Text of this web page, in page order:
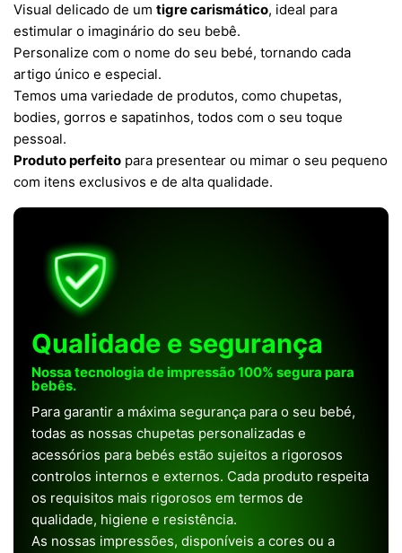
Visual delicado de um tigre carismático, ideal para
estimular o imaginário do seu bebê.
Personalize com o nome do seu bebé, tornando cada
artigo único e especial.
Temos uma variedade de produtos, como chupetas,
bodies, gorros e sapatinhos, todos com o seu toque
pessoal.
Produto perfeito para presentear ou mimar o seu pequeno
com itens exclusivos e de alta qualidade.
Qualidade e segurança
Nossa tecnologia de impressão 100% segura para
bebês.
Para garantir a máxima segurança para o seu bebé,
todas as nossas chupetas personalizadas e
acessórios para bebés estão sujeitos a rigorosos
controlos internos e externos. Cada produto respeita
os requisitos mais rigorosos em termos de
qualidade, higiene e resistência.
As nossas impressões, disponíveis a cores ou a